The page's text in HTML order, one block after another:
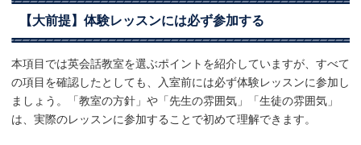
【大前提】体験レッスンには必ず参加する
本項目では英会話教室を選ぶポイントを紹介していますが、すべて
の項目を確認したとしても、入室前には必ず体験レッスンに参加し
ましょう。「教室の方針」や「先生の雰囲気」「生徒の雰囲気」
は、実際のレッスンに参加することで初めて理解できます。